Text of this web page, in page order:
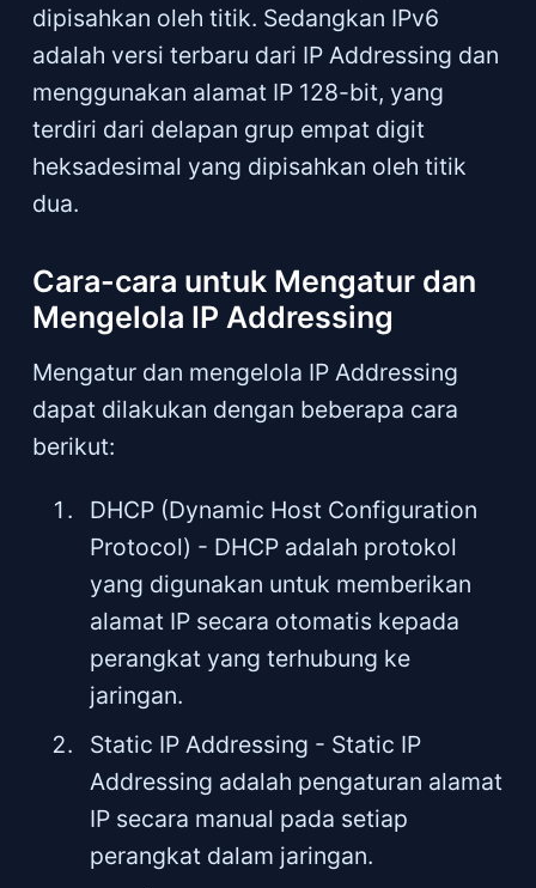
dipisahkan oleh titik. Sedangkan IPv6
adalah versi terbaru dari IP Addressing dan
menggunakan alamat IP 128-bit, yang
terdiri dari delapan grup empat digit
heksadesimal yang dipisahkan oleh titik
dua.
Cara-cara untuk Mengatur dan
Mengelola IP Addressing
Mengatur dan mengelola IP Addressing
dapat dilakukan dengan beberapa cara
berikut:
DHCP (Dynamic Host Configuration
Protocol) - DHCP adalah protokol
yang digunakan untuk memberikan
alamat IP secara otomatis kepada
perangkat yang terhubung ke
jaringan.
Static IP Addressing - Static IP
Addressing adalah pengaturan alamat
IP secara manual pada setiap
perangkat dalam jaringan.